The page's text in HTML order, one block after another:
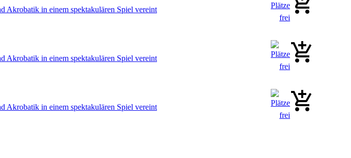
Akrobatik in einem spektakulären Spiel vereint
Akrobatik in einem spektakulären Spiel vereint
Akrobatik in einem spektakulären Spiel vereint